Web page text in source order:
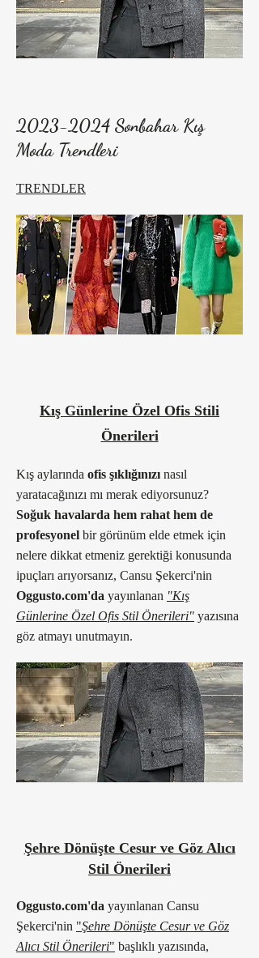
2023-2024 Sonbahar Kış
Moda Trendleri
TRENDLER
Kış Günlerine Özel Ofis Stili
Önerileri
Kış aylarında ofis şıklığınızı nasıl
yaratacağınızı mı merak ediyorsunuz?
Soğuk havalarda hem rahat hem de
profesyonel bir görünüm elde etmek için
nelere dikkat etmeniz gerektiği konusunda
ipuçları arıyorsanız, Cansu Şekerci'nin
Oggusto.com'da yayınlanan "Kış
Günlerine Özel Ofis Stil Önerileri" yazısına
göz atmayı unutmayın.
Şehre Dönüşte Cesur ve Göz Alıcı
Stil Önerileri
Oggusto.com'da yayınlanan Cansu
Şekerci'nin "Şehre Dönüşte Cesur ve Göz
Alıcı Stil Önerileri" başlıklı yazısında,